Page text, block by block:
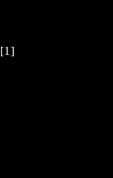
[1]